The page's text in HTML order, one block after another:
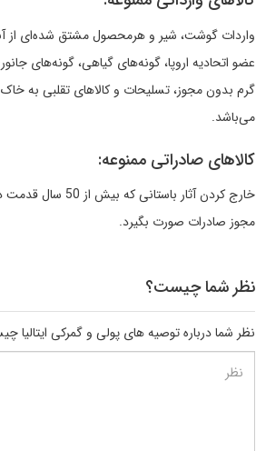
واردات گوشت، شیر و هرمحصول مشتق شده‌ای از
عضو اتحادیه اروپا، گونه‌های گیاهی، گونه‌های
گرم بدون مجوز، تسلیحات و کالاهای تقلبی به خاک
می‌باشد.
کالاهای صادراتی ممنوعه:
خارج کردن آثار
مجوز صادرات صورت بگیرد.
نظر شما چیست؟
نظر شما درباره توصیه های پولی و گمرکی ایتالیا